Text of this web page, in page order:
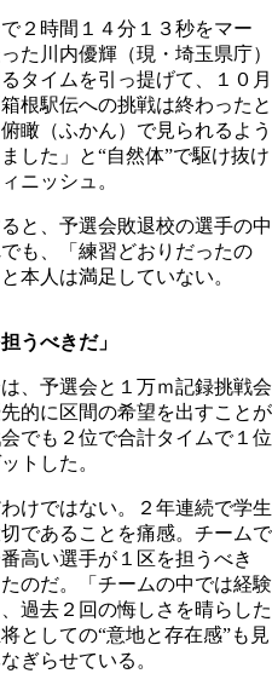
２時間１４分１３秒をマー
た川内優輝（現・埼玉県庁）
タイムを引っ提げて、１０月
根駅伝への挑戦は終わったと
瞰（ふかん）で見られるよう
した」と“自然体”で駆け抜け
ニッシュ。
と、予選会敗退校の選手の中
も、「練習どおりだったの
本人は満足していない。
うべきだ」
、予選会と１万ｍ記録挑戦会
的に区間の希望を出すことが
でも２位で合計タイムで１位
トした。
けではない。２年連続で学生
であることを痛感。チームで
高い選手が１区を担うべき
のだ。「チームの中では経験
過去２回の悔しさを晴らした
としての“意地と存在感”も見
ぎらせている。